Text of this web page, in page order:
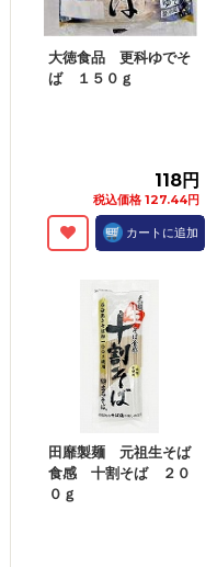
大徳食品 更科ゆでそ
ば １５０ｇ
118円
税込価格 127.44円
カートに追加
田靡製麺 元祖生そば
食感 十割そば ２０
０ｇ